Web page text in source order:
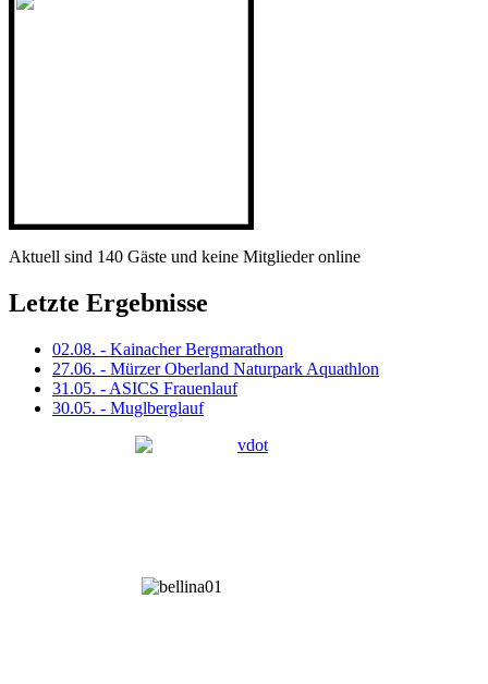
Aktuell sind 140 Gäste und keine Mitglieder online
Letzte Ergebnisse
02.08. - Kainacher Bergmarathon
27.06. - Mürzer Oberland Naturpark Aquathlon
31.05. - ASICS Frauenlauf
30.05. - Muglberglauf